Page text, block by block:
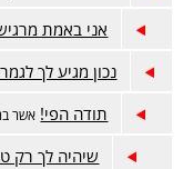
אני באמת
נכון מגיע לך
תודה הפי! אשר
שיהיה לך רק